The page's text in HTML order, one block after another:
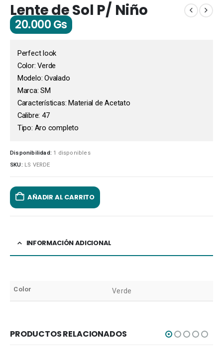
Lente de Sol P/ Niño
20.000Gs
Perfect look
Color: Verde
Modelo: Ovalado
Marca: SM
Características: Material de Acetato
Calibre: 47
Tipo: Aro completo
Disponibilidad: 1 disponibles
SKU: LS VERDE
AÑADIR AL CARRITO
INFORMACIÓN ADICIONAL
Color Verde
PRODUCTOS RELACIONADOS